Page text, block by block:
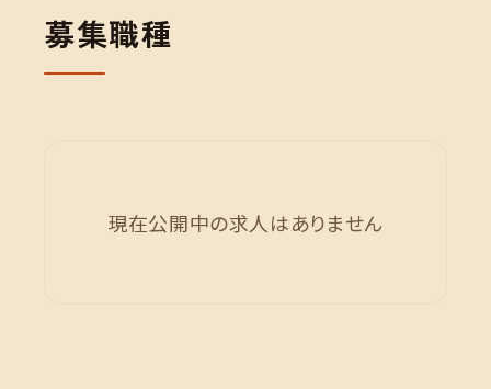
募集職種
現在公開中の求人はありません